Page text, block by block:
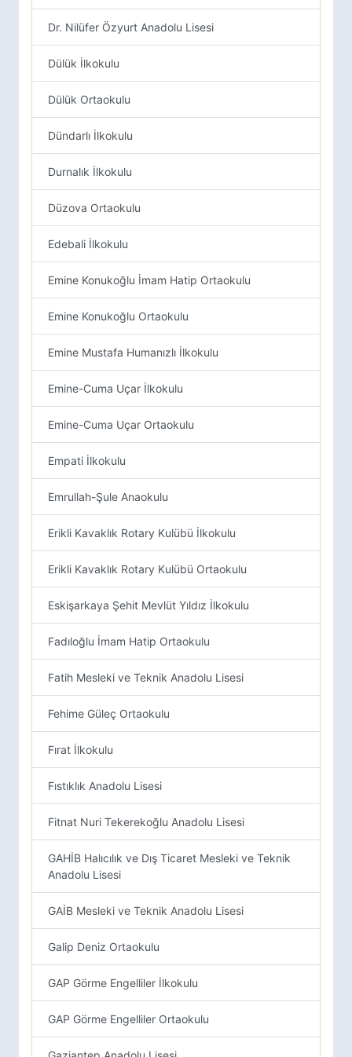
Dr. Nilüfer Özyurt Anadolu Lisesi
Dülük İlkokulu
Dülük Ortaokulu
Dündarlı İlkokulu
Durnalık İlkokulu
Düzova Ortaokulu
Edebali İlkokulu
Emine Konukoğlu İmam Hatip Ortaokulu
Emine Konukoğlu Ortaokulu
Emine Mustafa Humanızlı İlkokulu
Emine-Cuma Uçar İlkokulu
Emine-Cuma Uçar Ortaokulu
Empati İlkokulu
Emrullah-Şule Anaokulu
Erikli Kavaklık Rotary Kulübü İlkokulu
Erikli Kavaklık Rotary Kulübü Ortaokulu
Eskişarkaya Şehit Mevlüt Yıldız İlkokulu
Fadıloğlu İmam Hatip Ortaokulu
Fatih Mesleki ve Teknik Anadolu Lisesi
Fehime Güleç Ortaokulu
Fırat İlkokulu
Fıstıklık Anadolu Lisesi
Fitnat Nuri Tekerekoğlu Anadolu Lisesi
GAHİB Halıcılık ve Dış Ticaret Mesleki ve Teknik
Anadolu Lisesi
GAİB Mesleki ve Teknik Anadolu Lisesi
Galip Deniz Ortaokulu
GAP Görme Engelliler İlkokulu
GAP Görme Engelliler Ortaokulu